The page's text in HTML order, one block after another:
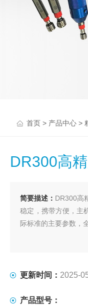
首页> 产品中心>
DR300高
简要描述： DR300高
稳定，携带方便，主
际标准的主要参数，
更新时间： 2025-
产品型号：